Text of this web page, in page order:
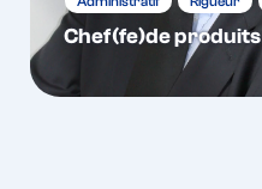
Chef(fe)de produits